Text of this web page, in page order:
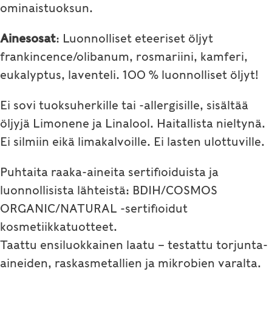
ominaistuoksun.
Ainesosat: Luonnolliset eteeriset öljyt
frankincence/olibanum, rosmariini, kamferi,
eukalyptus, laventeli. 100 % luonnolliset öljyt!
Ei sovi tuoksuherkille tai -allergisille, sisältää
öljyjä Limonene ja Linalool. Haitallista nieltynä.
Ei silmiin eikä limakalvoille. Ei lasten ulottuville.
Puhtaita raaka-aineita sertifioiduista ja
luonnollisista lähteistä: BDIH/COSMOS
ORGANIC/NATURAL -sertifioidut
kosmetiikkatuotteet.
Taattu ensiluokkainen laatu – testattu torjunta-
aineiden, raskasmetallien ja mikrobien varalta.